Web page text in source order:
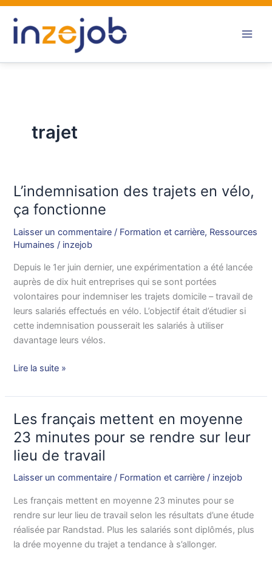
Aller
contenu
trajet
L’indemnisation des trajets en vélo,
ça fonctionne
Laisser un commentaire / Formation et carrière, Ressources
Humaines / inzejob
Depuis le 1er juin dernier, une expérimentation a été lancée
auprès de dix huit entreprises qui se sont portées
volontaires pour indemniser les trajets domicile – travail de
leurs salariés effectués en vélo. L’objectif était d’étudier si
cette indemnisation pousserait les salariés à utiliser
davantage leurs vélos.
L’indemnisation
trajets
en
vélo,
ça
fonctionne
Lire la suite »
Les français mettent en moyenne
23 minutes pour se rendre sur leur
lieu de travail
Laisser un commentaire / Formation et carrière / inzejob
Les français mettent en moyenne 23 minutes pour se
rendre sur leur lieu de travail selon les résultats d’une étude
réalisée par Randstad. Plus les salariés sont diplômés, plus
la drée moyenne du trajet a tendance à s’allonger.
Les
français
mettent
en
moyenne
minutes
pour
se
rendre